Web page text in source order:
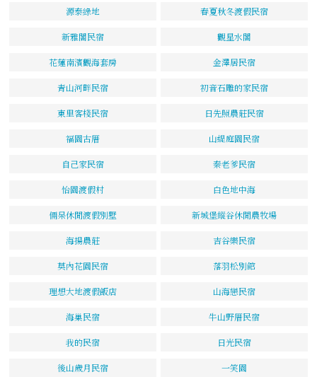
源泰綠地 春夏秋冬渡假民宿
新雅閣民宿 觀星水閣
花蓮南濱觀海套房 金澤居民宿
青山河畔民宿 初音石雕的家民宿
東里客棧民宿 日先照農莊民宿
福園古厝 山緹庭園民宿
自己家民宿 秦老爹民宿
怡園渡假村 白色地中海
倆呆休閒渡假別墅 新城堡縱谷休閒農牧場
海揚農莊 吉谷樂民宿
莫內花園民宿 落羽松別館
理想大地渡假飯店 山海戀民宿
海巢民宿 牛山野厝民宿
我的民宿 日光民宿
後山歲月民宿 一笑園